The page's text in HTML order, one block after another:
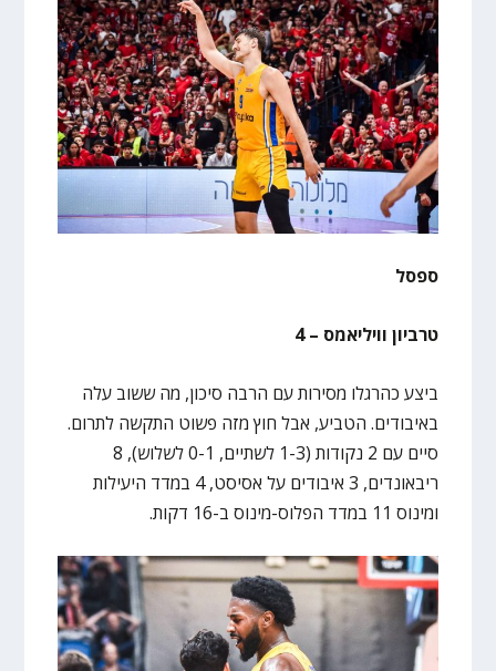
ספסל
טרביון וויליאמס – 4
ביצע כהרגלו מסירות עם הרבה סיכון, מה ששוב עלה
באיבודים. הטביע, אבל חוץ מזה פשוט התקשה לתרום.
סיים עם 2 נקודות (1-3 לשתיים, 0-1 לשלוש), 8
ריבאונדים, 3 איבודים על אסיסט, 4 במדד היעילות
ומינוס 11 במדד הפלוס-מינוס ב-16 דקות.